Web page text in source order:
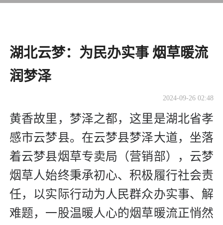
湖北云梦：为民办实事 烟草暖流
润梦泽
2024-09-26 02:48
黄香故里，梦泽之都，这里是湖北省孝
感市云梦县。在云梦县梦泽大道，坐落
着云梦县烟草专卖局（营销部），云梦
烟草人始终秉承初心、积极履行社会责
任，以实际行动为人民群众办实事、解
难题，一股温暖人心的烟草暖流正悄然